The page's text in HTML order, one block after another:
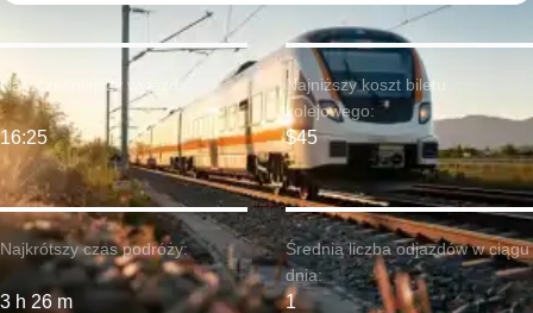
Najkrótszy czas podróży:
3 h 26 m
Najwcześniejszy wyjazd:
16:25
Najniższy koszt biletu
kolejowego:
$45
Średnia liczba odjazdów w ciągu
dnia:
1